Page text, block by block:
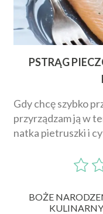
PSTRĄG
Gdy chcę szybko
przyrządzam ją w
natka pietruszki i
BOŻE
KULINARNY